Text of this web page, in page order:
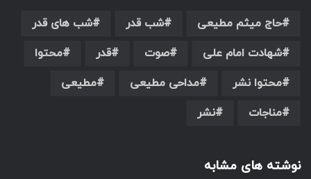
حاج میثم مطیعی شب قدر
شب های قدر
شهادت امام علی
صوت قدر
محتوا
محتوا نشر
مداحی مطیعی
مطیعی
مناجات
نشر
نوشته های مشابه